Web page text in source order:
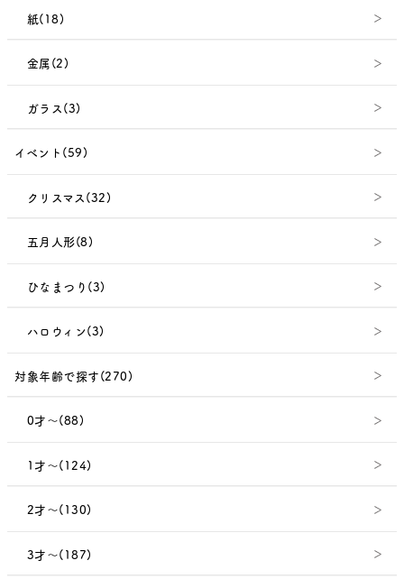
紙(18)
金属(2)
ガラス(3)
イベント(59)
クリスマス(32)
五月人形(8)
ひなまつり(3)
ハロウィン(3)
対象年齢で探す(270)
0才～(88)
1才～(124)
2才～(130)
3才～(187)